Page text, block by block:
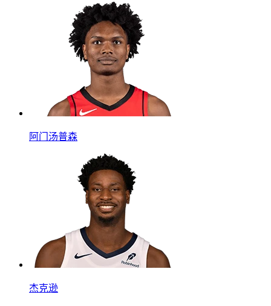
阿门汤普森
杰克逊